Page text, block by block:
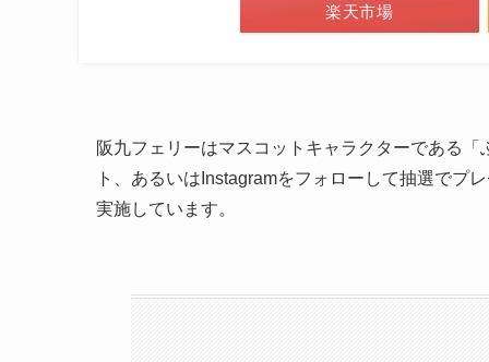
楽天市場
阪九フェリーはマスコットキャラクターである
ト、あるいはInstagramをフォローして抽選でプ
実施しています。